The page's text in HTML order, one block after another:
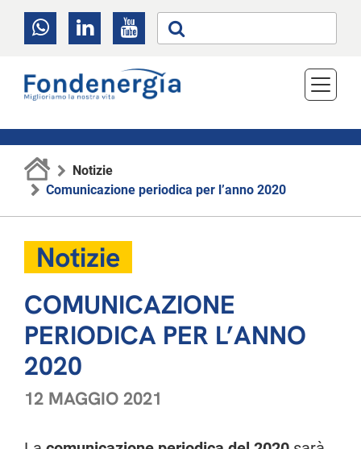
Notizie
Comunicazione periodica per l’anno 2020
Notizie
COMUNICAZIONE
PERIODICA PER L’ANNO
2020
12 MAGGIO 2021